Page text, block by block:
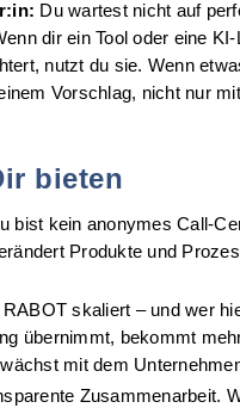
Du wartest nicht auf
dir ein Tool oder eine
nutzt du sie. Wenn
Vorschlag, nicht nur
bieten
bist kein anonymes Call-
Produkte und
RABOT skaliert – und wer
übernimmt, bekommt
mit dem
Zusammenarbeit.